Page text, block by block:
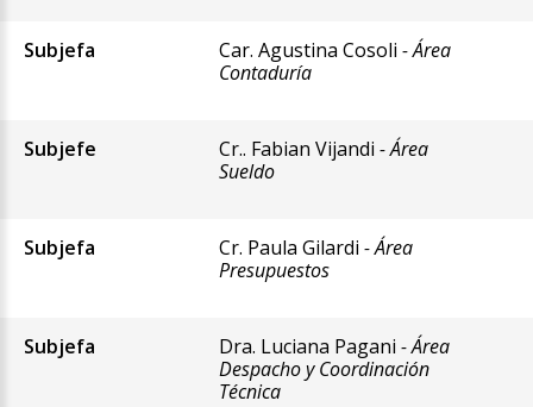
Subjefa Car. Agustina Cosoli - Área
Contaduría
Subjefe Cr.. Fabian Vijandi - Área
Sueldo
Subjefa Cr. Paula Gilardi - Área
Presupuestos
Subjefa Dra. Luciana Pagani - Área
Despacho y Coordinación
Técnica